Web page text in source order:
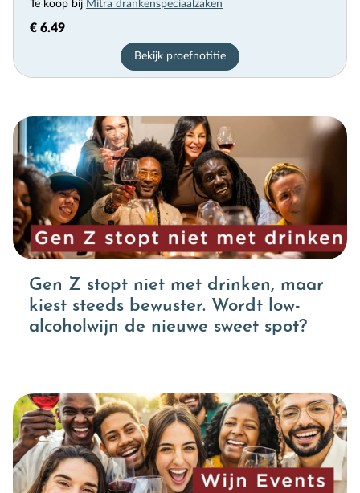
Te koop bij Mitra drankenspeciaalzaken
€ 6.49
Bekijk proefnotitie
Gen Z stopt niet met drinken, maar
kiest steeds bewuster. Wordt low-
alcoholwijn de nieuwe sweet spot?
×
Schrijf je in voor de